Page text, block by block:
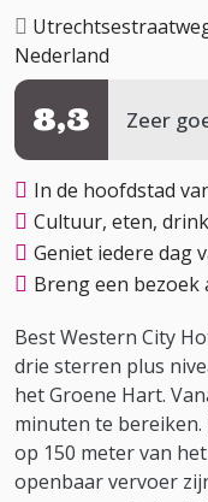
Nederland
Zeer
8,3
In de hoofdstad
Cultuur, eten,
Geniet iedere dag
Breng een bezoek
Best Western City
drie sterren plus
het Groene Hart.
minuten te
op 150 meter van
openbaar vervoer